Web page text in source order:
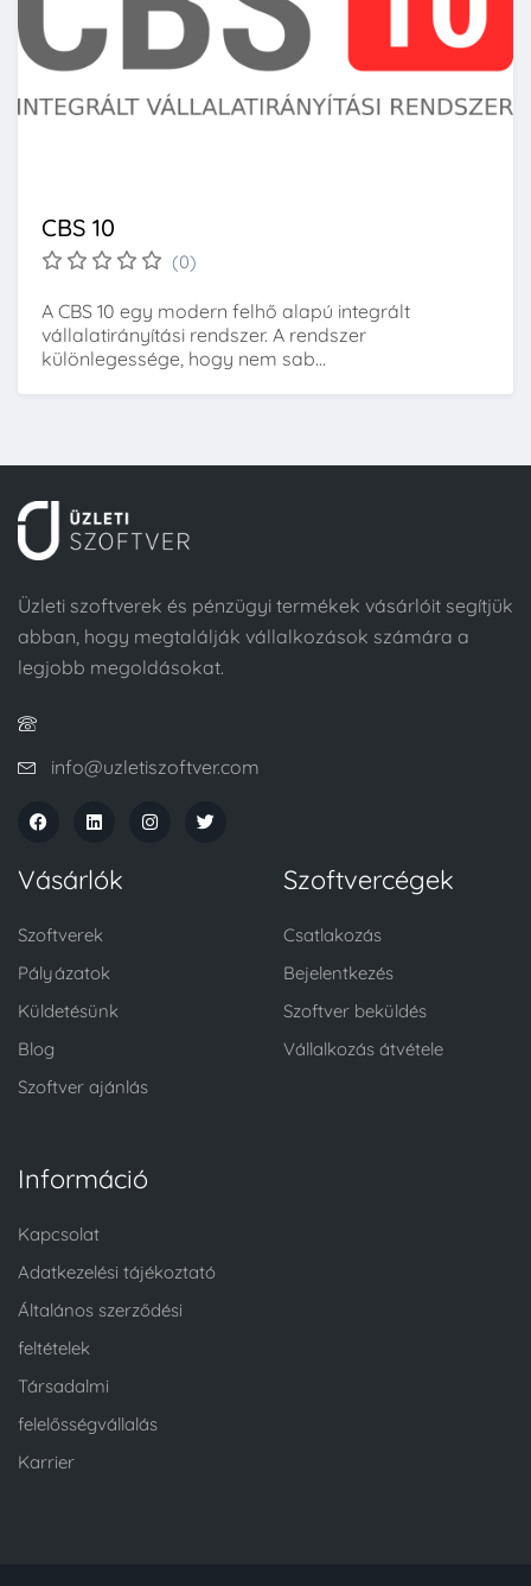
CBS 10
(0)
A CBS 10 egy modern felhő alapú integrált
vállalatirányítási rendszer. A rendszer
különlegessége, hogy nem sab...
Üzleti szoftverek és pénzügyi termékek vásárlóit segítjük
abban, hogy megtalálják vállalkozások számára a
legjobb megoldásokat.
info@uzletiszoftver.com
Vásárlók
Szoftverek
Pályázatok
Küldetésünk
Blog
Szoftver ajánlás
Szoftvercégek
Csatlakozás
Bejelentkezés
Szoftver beküldés
Vállalkozás átvétele
Információ
Kapcsolat
Adatkezelési tájékoztató
Általános szerződési
feltételek
Társadalmi
felelősségvállalás
Karrier